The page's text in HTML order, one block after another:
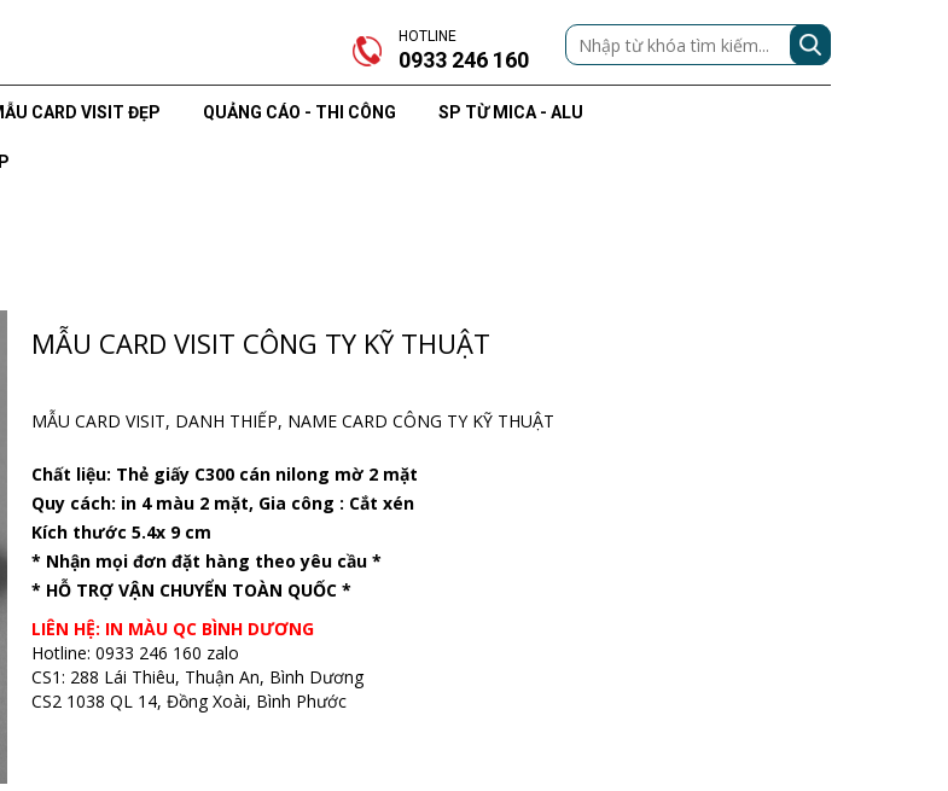
HOTLINE
0933 246 160
CARD VISIT ĐẸP QUẢNG CÁO - THI CÔNG SP TỪ MICA - ALU
MẪU CARD VISIT CÔNG TY KỸ THUẬT
MẪU CARD VISIT, DANH THIẾP, NAME CARD CÔNG TY KỸ THUẬT
Chất liệu: Thẻ giấy C300 cán nilong mờ 2 mặt
Quy cách: in 4 màu 2 mặt, Gia công : Cắt xén
Kích thước 5.4x 9 cm
* Nhận mọi đơn đặt hàng theo yêu cầu *
* HỖ TRỢ VẬN CHUYỂN TOÀN QUỐC *
LIÊN HỆ: IN MÀU QC BÌNH DƯƠNG
Hotline: 0933 246 160 zalo
CS1: 288 Lái Thiêu, Thuận An, Bình Dương
CS2 1038 QL 14, Đồng Xoài, Bình Phước